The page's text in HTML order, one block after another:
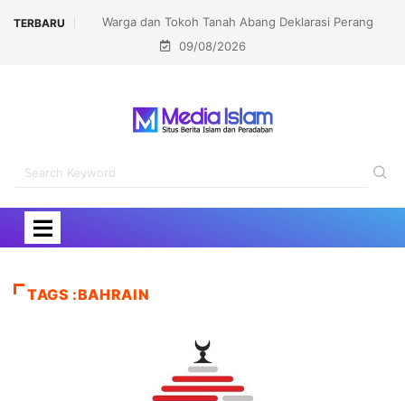
TERBARU
Tutup MTQ Piala Gubernur 2026, Pramono Anung
Targetkan Jakarta Juara Umum MTQ Nasional
09/08/2026
TAGS :BAHRAIN